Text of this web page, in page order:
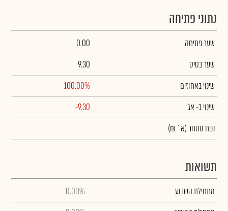
נתוני פתיחה
שער פתיחה
0.00
שער בסיס
9.30
שינוי באחוזים
-100.00%
שינויב- אג'
-9.30
נפח מסחר(א` ₪)
תשואות
מתחילת השבוע
0.00%